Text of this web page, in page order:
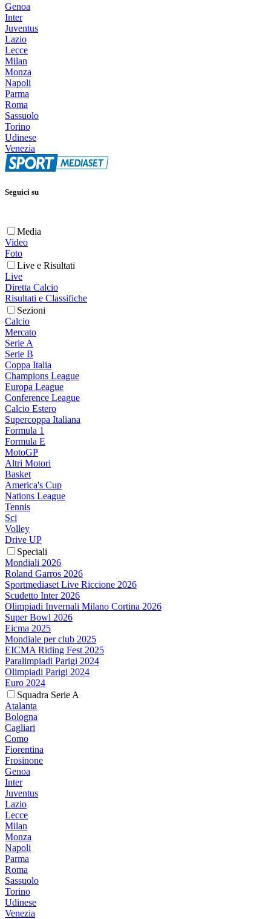
Genoa
Inter
Juventus
Lazio
Lecce
Milan
Monza
Napoli
Parma
Roma
Sassuolo
Torino
Udinese
Venezia
Seguici su
Media
Video
Foto
Live e Risultati
Live
Diretta Calcio
Risultati e Classifiche
Sezioni
Calcio
Mercato
Serie A
Serie B
Coppa Italia
Champions League
Europa League
Conference League
Calcio Estero
Supercoppa Italiana
Formula 1
Formula E
MotoGP
Altri Motori
Basket
America's Cup
Nations League
Tennis
Sci
Volley
Drive UP
Speciali
Mondiali 2026
Roland Garros 2026
Sportmediaset Live Riccione 2026
Scudetto Inter 2026
Olimpiadi Invernali Milano Cortina 2026
Super Bowl 2026
Eicma 2025
Mondiale per club 2025
EICMA Riding Fest 2025
Paralimpiadi Parigi 2024
Olimpiadi Parigi 2024
Euro 2024
Squadra Serie A
Atalanta
Bologna
Cagliari
Como
Fiorentina
Frosinone
Genoa
Inter
Juventus
Lazio
Lecce
Milan
Monza
Napoli
Parma
Roma
Sassuolo
Torino
Udinese
Venezia